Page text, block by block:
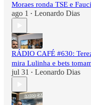
Moraes ronda TSE e
ago 1 • Leonardo Dias
RÁDIO CAFÉ #630:
mira Lulinha e bets
jul 31 • Leonardo Dias